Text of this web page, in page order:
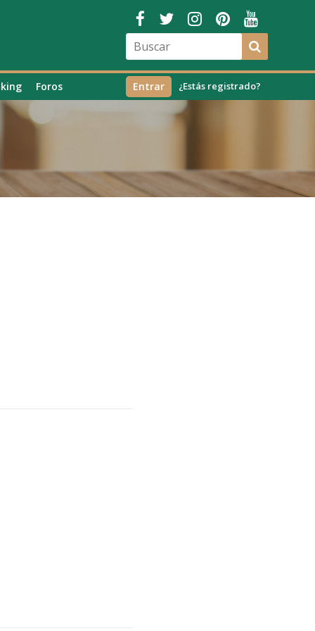
Foros ¿Estás registrado?
Entrar